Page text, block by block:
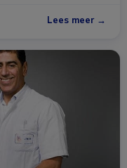
Lees meer →